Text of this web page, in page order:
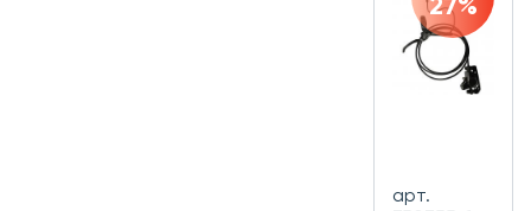
27%
арт.